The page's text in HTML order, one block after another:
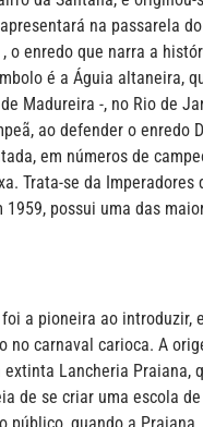
na passarela
o enredo que narra a
é a Águia altaneira,
Madureira -, no Rio de
ao defender o enredo
em números de
Trata-se da Imperadores
possui uma das
a pioneira ao introduzir,
no carnaval carioca. A
Lancheria Praiana,
de se criar uma escola